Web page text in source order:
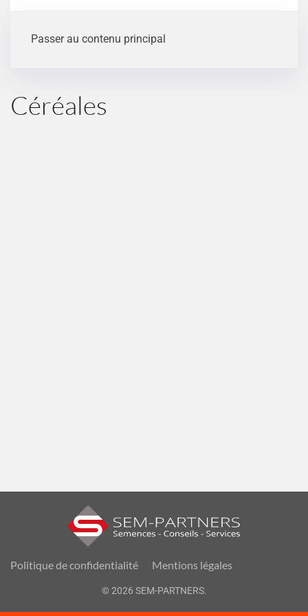
Passer au contenu principal
Céréales
Politique de confidentialité Mentions légales
©2026 SEM-PARTNERS.